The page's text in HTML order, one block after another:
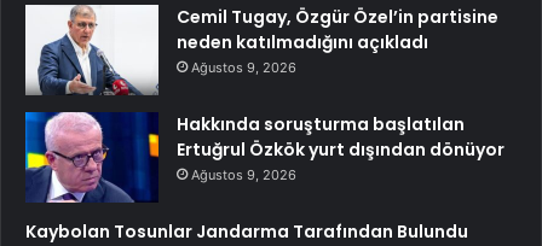
Cemil Tugay, Özgür Özel’in partisine
neden katılmadığını açıkladı
Ağustos 9, 2026
Hakkında soruşturma başlatılan
Ertuğrul Özkök yurt dışından dönüyor
Ağustos 9, 2026
Kaybolan Tosunlar Jandarma Tarafından Bulundu